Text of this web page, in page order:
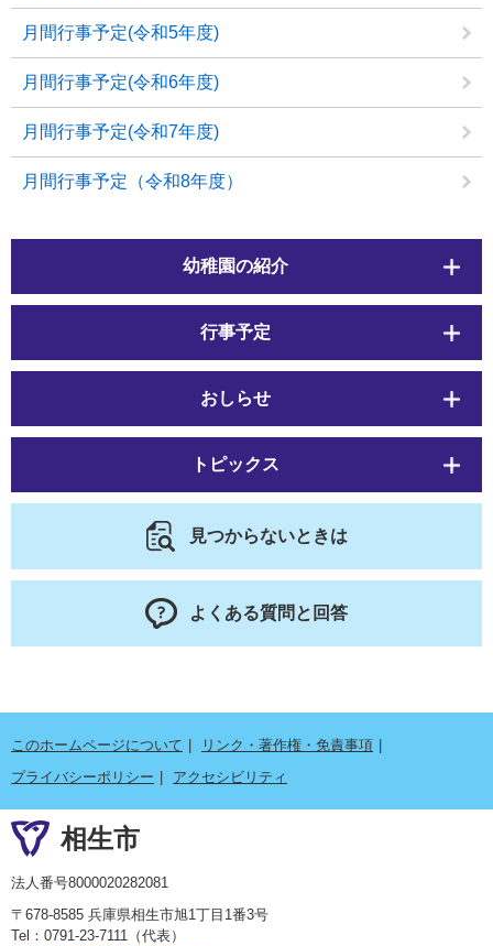
月間行事予定(令和5年度)
月間行事予定(令和6年度)
月間行事予定(令和7年度)
月間行事予定（令和8年度）
幼稚園の紹介
行事予定
おしらせ
トピックス
見つからないときは
よくある質問と回答
このホームページについて
リンク・著作権・免責事項
プライバシーポリシー
アクセシビリティ
相生市
法人番号8000020282081
〒678-8585 兵庫県相生市旭1丁目1番3号
Tel：0791-23-7111（代表）